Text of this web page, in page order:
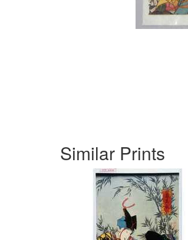
Similar Prints